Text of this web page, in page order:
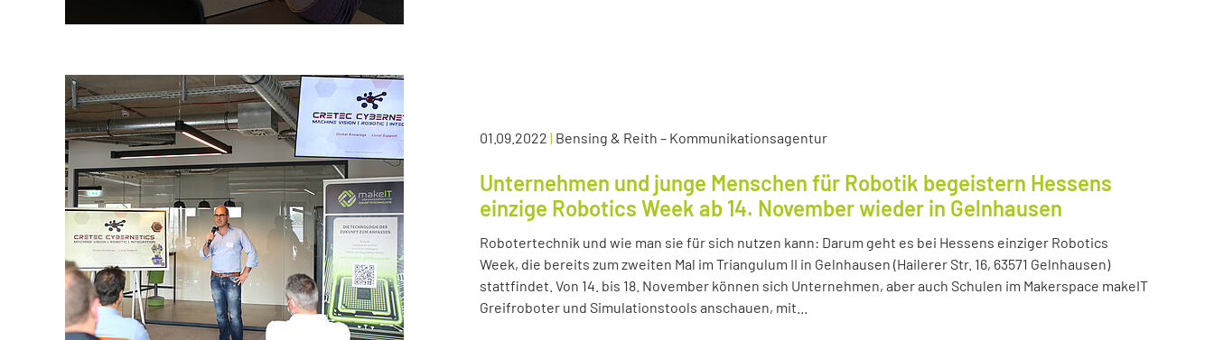
01.09.2022 | Bensing & Reith – Kommunikationsagentur
Unternehmen und junge Menschen für Robotik begeistern Hessens
einzige Robotics Week ab 14. November wieder in Gelnhausen
Robotertechnik und wie man sie für sich nutzen kann: Darum geht es bei Hessens einziger Robotics
Week, die bereits zum zweiten Mal im Triangulum II in Gelnhausen (Hailerer Str. 16, 63571 Gelnhausen)
stattfindet. Von 14. bis 18. November können sich Unternehmen, aber auch Schulen im Makerspace makeIT
Greifroboter und Simulationstools anschauen, mit...